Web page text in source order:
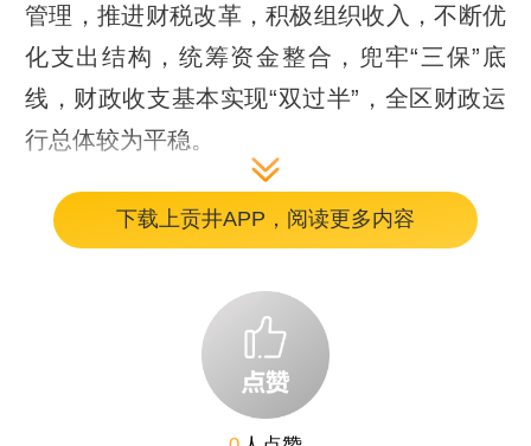
管理，推进财税改革，积极组织收入，不断优
化支出结构，统筹资金整合，兜牢“三保”底
线，财政收支基本实现“双过半”，全区财政运
行总体较为平稳。
会议审议指出: 今年上半年预算执行还存在一
些问题，主要表现在：一是收入质量不高、结
构不优。二是财政支出压力不断加大。三是财
政管理有待加强。
下载上贡井APP，阅读更多内容